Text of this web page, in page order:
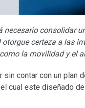
necesario consolidar
certeza a las
la movilidad y el
sin contar con un plan
cual este diseñado